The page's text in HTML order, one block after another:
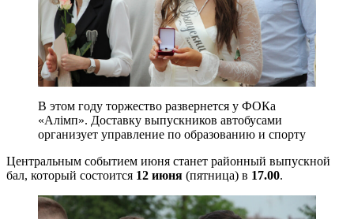
В этом году торжество развернется у ФОКа
«Алімп». Доставку выпускников автобусами
организует управление по образованию и спорту
Центральным событием июня станет районный выпускной
бал, который состоится 12 июня (пятница) в 17.00.